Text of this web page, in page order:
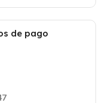
de pago